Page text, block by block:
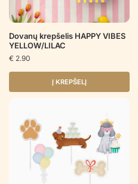
Dovanų krepšelis HAPPY VIBES
YELLOW/LILAC
€ 2.90
Į KREPŠELĮ